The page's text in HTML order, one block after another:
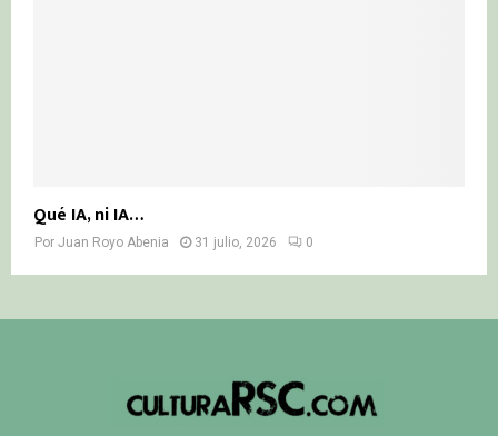
Qué IA, ni IA…
Por Juan Royo Abenia 31 julio, 2026 0